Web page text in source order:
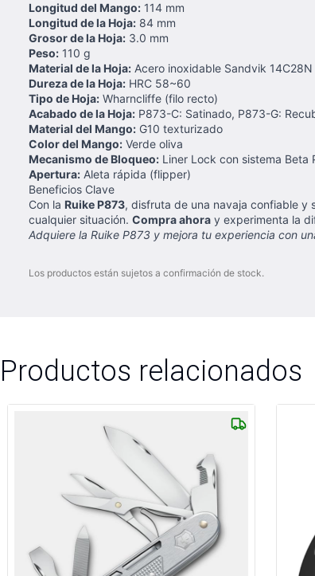
Longitud del Mango: 114 mm
Longitud de la Hoja: 84 mm
Grosor de la Hoja: 3.0 mm
Peso: 110 g
Material de la Hoja: Acero inoxidable Sandvik 14C28N
Dureza de la Hoja: HRC 58~60
Tipo de Hoja: Wharncliffe (filo recto)
Acabado de la Hoja: P873-C: Satinado, P873-G:
Material del Mango: G10 texturizado
Color del Mango: Verde oliva
Mecanismo de Bloqueo: Liner Lock con sistema Beta
Apertura: Aleta rápida (flipper)
Beneficios Clave
Con la Ruike P873, disfruta de una navaja confiable y
cualquier situación. Compra ahora y experimenta la
Adquiere la Ruike P873 y mejora tu experiencia con
Los productos están sujetos a confirmación de stock.
Productos relacionados